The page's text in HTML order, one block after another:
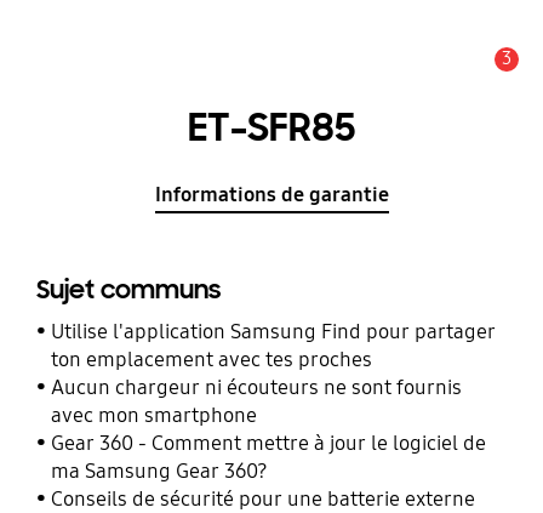
3
ET-SFR85
Informations de garantie
Sujet communs
Utilise l'application Samsung Find pour partager
ton emplacement avec tes proches
Aucun chargeur ni écouteurs ne sont fournis
avec mon smartphone
Gear 360 - Comment mettre à jour le logiciel de
ma Samsung Gear 360?
Conseils de sécurité pour une batterie externe